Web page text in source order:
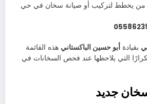
من يخطط لتركيب أو صيانة سخان في حي
بقيادة أبو حسين الباكستاني هذه القائمة
التي يلاحظها عند فحص السخانات في
جديد